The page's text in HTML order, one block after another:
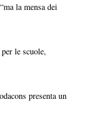
la mensa dei
le scuole,
presenta un